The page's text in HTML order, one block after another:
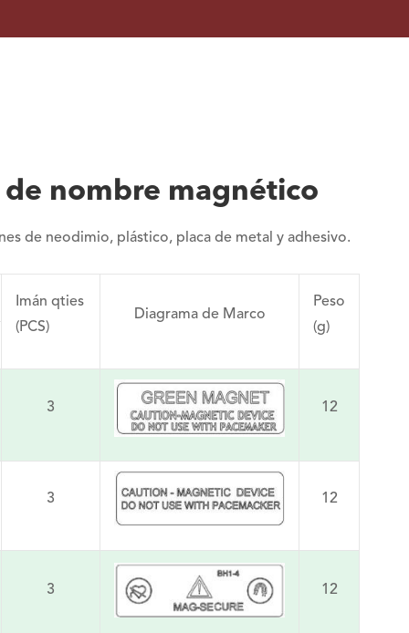
nombre magnético
de neodimio, plástico, placa de metal y adhesivo.
Imán qties
(PCS)
Diagrama de Marco
Peso
(g)
3 12
3 12
3 12